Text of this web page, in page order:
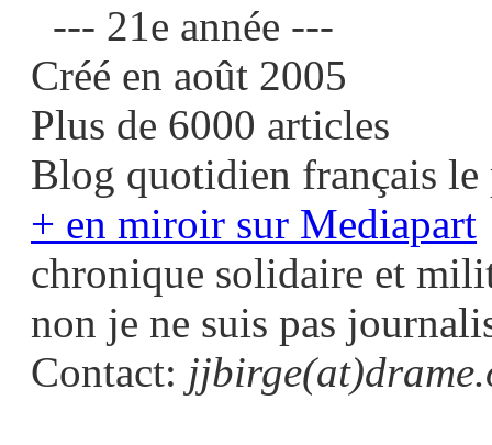
--- 21e année ---
Créé en août 2005
Plus de 6000 articles
Blog quotidien français le
+ en miroir sur Mediapart
chronique solidaire et
non je ne suis pas
Contact: